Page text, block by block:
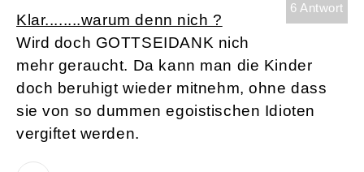
6 Antwort
Klar........warum denn nich ?
Wird doch GOTTSEIDANK nich
mehr geraucht. Da kann man die Kinder
doch beruhigt wieder mitnehm, ohne dass
sie von so dummen egoistischen Idioten
vergiftet werden.